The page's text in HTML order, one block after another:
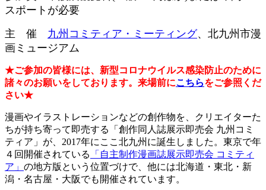
スポートが必要
主 催 九州コミティア・ミーティング、北九州市漫
画ミュージアム
★ご参加の皆様には、新型コロナウイルス感染防止のために
諸々のお願いをしております。来場前にこちらをご参照くだ
さい★
漫画やイラストレーションなどの創作物を、クリエイターた
ちが持ち寄って即売する「創作同人誌展示即売会 九州コミ
ティア」が、2017年にここ北九州に誕生しました。東京で年
４回開催されている
「自主制作漫画誌展示即売会 コミティ
ア」 の地方版という位置づけで、他には北海道・東北・新
潟・名古屋・大阪でも開催されています。